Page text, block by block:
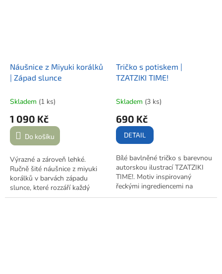
Náušnice z Miyuki korálků
| Západ slunce
Skladem (1 ks)
1 090 Kč
Do košíku
Výrazné a zároveň lehké.
Ručně šité náušnice z miyuki
korálků v barvách západu
slunce, které rozzáří každý
večer.
Tričko s potiskem |
TZATZIKI TIME!
Skladem (3 ks)
690 Kč
DETAIL
Bílé bavlněné tričko s barevnou
autorskou ilustrací TZATZIKI
TIME!. Motiv inspirovaný
řeckými ingrediencemi na
tzatziki – okurka, jogurt, citron,